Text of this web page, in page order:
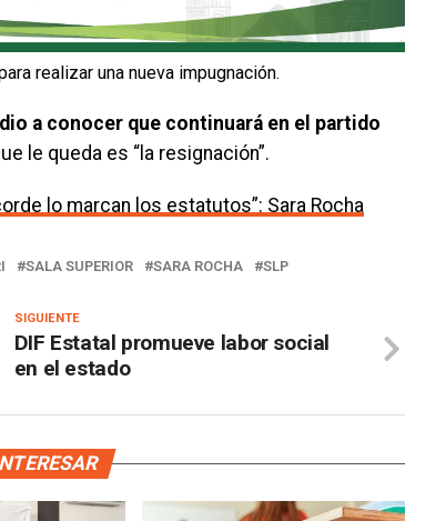
realizar una nueva impugnación.
a conocer que continuará en el partido
le queda es “la resignación”.
lo marcan los estatutos”: Sara Rocha
SALA SUPERIOR SARA ROCHA SLP
SIGUIENTE
DIF Estatal promueve labor social
en el estado